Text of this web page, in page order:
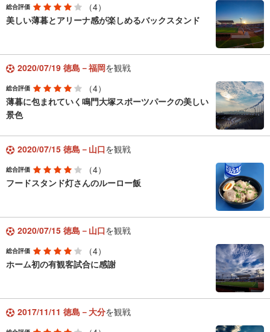
総合評価
（4）
美しい薄暮とアリーナ感が楽しめるバックスタンド
2020/07/19 徳島－福岡を観戦
総合評価
（4）
薄暮に包まれていく鳴門大塚スポーツパークの美しい
景色
2020/07/15 徳島－山口を観戦
総合評価
（4）
フードスタンド灯さんのルーロー飯
2020/07/15 徳島－山口を観戦
総合評価
（4）
ホーム初の有観客試合に感謝
2017/11/11 徳島－大分を観戦